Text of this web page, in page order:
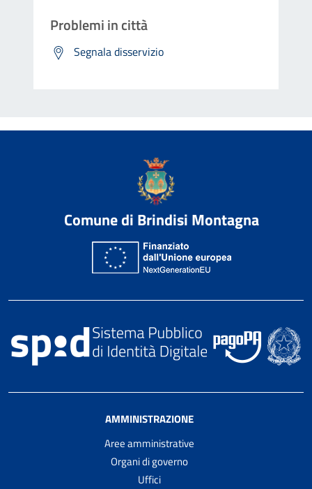
Problemi in città
Segnala disservizio
Comune di Brindisi Montagna
AMMINISTRAZIONE
Aree amministrative
Organi di governo
Uffici